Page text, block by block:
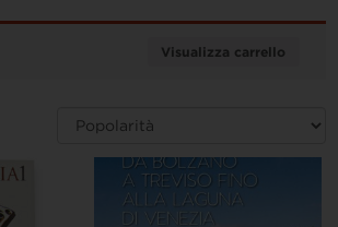
Visualizza carrello